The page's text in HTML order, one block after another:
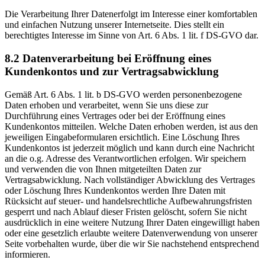
Die Verarbeitung Ihrer Datenerfolgt im Interesse einer komfortablen
und einfachen Nutzung unserer Internetseite. Dies stellt ein
berechtigtes Interesse im Sinne von Art. 6 Abs. 1 lit. f DS-GVO dar.
8.2 Datenverarbeitung bei Eröffnung eines
Kundenkontos und zur Vertragsabwicklung
Gemäß Art. 6 Abs. 1 lit. b DS-GVO werden personenbezogene
Daten erhoben und verarbeitet, wenn Sie uns diese zur
Durchführung eines Vertrages oder bei der Eröffnung eines
Kundenkontos mitteilen. Welche Daten erhoben werden, ist aus den
jeweiligen Eingabeformularen ersichtlich. Eine Löschung Ihres
Kundenkontos ist jederzeit möglich und kann durch eine Nachricht
an die o.g. Adresse des Verantwortlichen erfolgen. Wir speichern
und verwenden die von Ihnen mitgeteilten Daten zur
Vertragsabwicklung. Nach vollständiger Abwicklung des Vertrages
oder Löschung Ihres Kundenkontos werden Ihre Daten mit
Rücksicht auf steuer- und handelsrechtliche Aufbewahrungsfristen
gesperrt und nach Ablauf dieser Fristen gelöscht, sofern Sie nicht
ausdrücklich in eine weitere Nutzung Ihrer Daten eingewilligt haben
oder eine gesetzlich erlaubte weitere Datenverwendung von unserer
Seite vorbehalten wurde, über die wir Sie nachstehend entsprechend
informieren.